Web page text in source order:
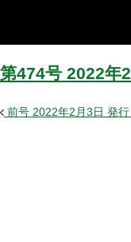
第474号 2022年2
前号 2022年2月3日 発行